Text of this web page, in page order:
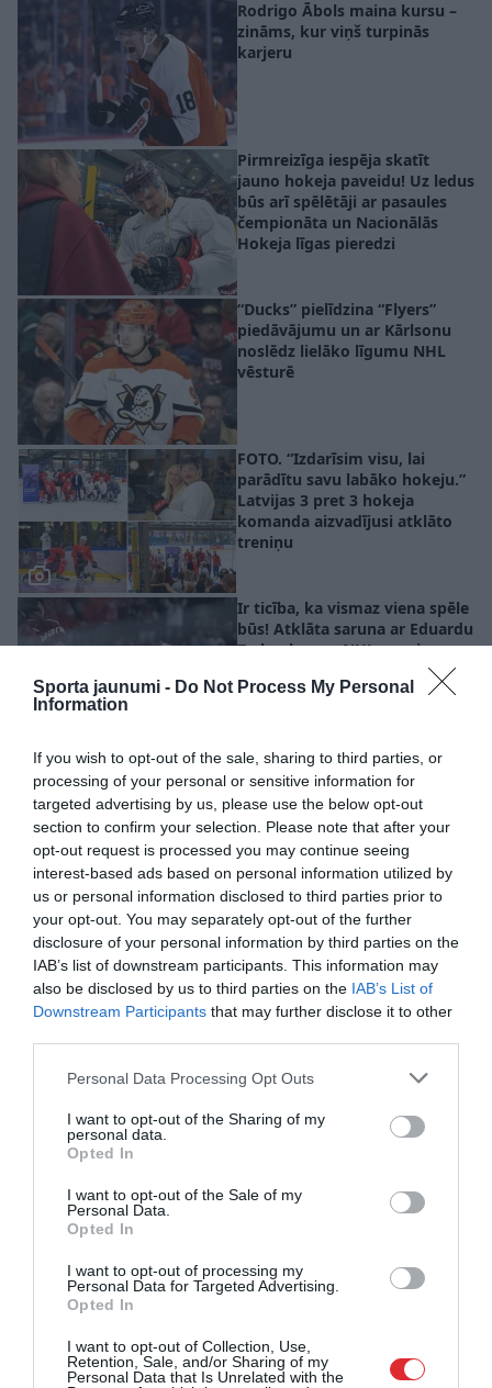
Sporta jaunumi - Do Not Process My Personal
Information
If you wish to opt-out of the sale, sharing to third parties, or
processing of your personal or sensitive information for
targeted advertising by us, please use the below opt-out
section to confirm your selection. Please note that after your
opt-out request is processed you may continue seeing
interest-based ads based on personal information utilized by
us or personal information disclosed to third parties prior to
your opt-out. You may separately opt-out of the further
disclosure of your personal information by third parties on the
IAB’s list of downstream participants. This information may
also be disclosed by us to third parties on the IAB’s List of
Downstream Participants that may further disclose it to other
Please note that this website/app uses one or more Google
not limited to your visit or usage behaviour. You may click to
grant or deny consent to Google and its third-party tags to
use your data for below specified purposes in below Google
consent section.
Personal Data Processing Opt Outs
I want to opt-out of the Sharing of my
personal data.
Opted In
I want to opt-out of the Sale of my
Personal Data.
Opted In
I want to opt-out of processing my
Personal Data for Targeted Advertising.
Opted In
I want to opt-out of Collection, Use,
Retention, Sale, and/or Sharing of my
Personal Data that Is Unrelated with the
Rodrigo Ābols maina kursu –
zināms, kur viņš turpinās
karjeru
Pirmreizīga iespēja skatīt
jauno hokeja paveidu! Uz ledus
būs arī spēlētāji ar pasaules
čempionāta un Nacionālās
Hokeja līgas pieredzi
“Ducks” pielīdzina “Flyers”
piedāvājumu un ar Kārlsonu
noslēdz lielāko līgumu NHL
vēsturē
FOTO. “Izdarīsim visu, lai
parādītu savu labāko hokeju.”
Latvijas 3 pret 3 hokeja
komanda aizvadījusi atklāto
treniņu
Ir ticība, ka vismaz viena spēle
būs! Atklāta saruna ar Eduardu
Tralmaku par NHL sapni,
naudu un izvēli riskēt vēlreiz
Šilovs paliek Pitsburgā!
“Penguins” pagarina
vienošanos ar latviešu
vārtsargu
“Būs vien uz to Kanādu
mellenes jāved!” Tralmaks
paraksta līgumu ar
Edmontonas “Oilers”
Bļugers pārceļas uz Toronto –
līguma summa piesaista
uzmanību
Jaunumi no NHL: Floridas
Sandi Vilmani
Latvija atklāj savus trumpjus –